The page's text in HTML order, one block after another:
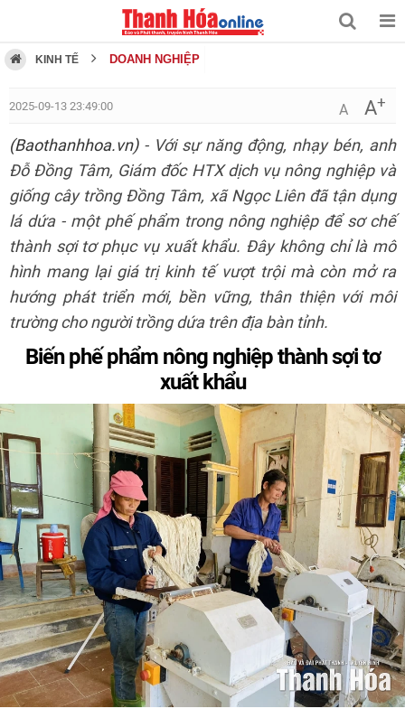
KINH TẾ DOANH NGHIỆP
2025-09-13 23:49:00 A A+
(Baothanhhoa.vn)- Với sự năng động, nhạy bén, anh
Đỗ Đồng Tâm, Giám đốc HTX dịch vụ nông nghiệp và
giống cây trồng Đồng Tâm, xã Ngọc Liên đã tận dụng
lá dứa - một phế phẩm trong nông nghiệp để sơ chế
thành sợi tơ phục vụ xuất khẩu. Đây không chỉ là mô
hình mang lại giá trị kinh tế vượt trội mà còn mở ra
hướng phát triển mới, bền vững, thân thiện với môi
trường cho người trồng dứa trên địa bàn tỉnh.
Biến phế phẩm nông nghiệp thành sợi tơ
xuất khẩu